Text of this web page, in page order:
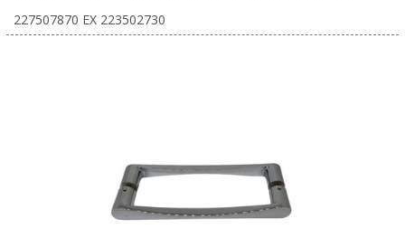
227507870 EX 223502730